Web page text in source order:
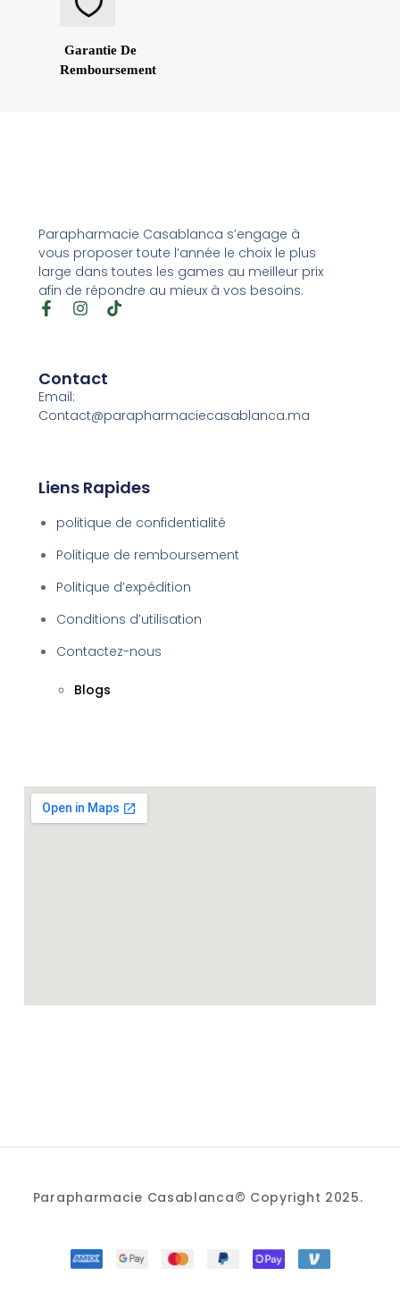
Garantie De
Remboursement
Parapharmacie Casablanca s’engage à
vous proposer toute l’année le choix le plus
large dans toutes les games au meilleur prix
afin de répondre au mieux à vos besoins.
Contact
Email:
Contact@parapharmaciecasablanca.ma
Liens Rapides
politique de confidentialité
Politique de remboursement
Politique d’expédition
Conditions d’utilisation
Contactez-nous
Blogs
Parapharmacie Casablanca© Copyright 2025.